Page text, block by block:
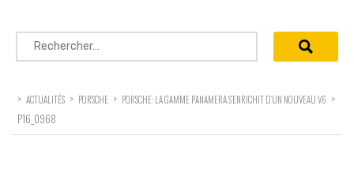
Rechercher :
> ACTUALITÉS > PORSCHE > PORSCHE: LA GAMME PANAMERA S’ENRICHIT D’UN NOUVEAU V6 >
P16_0968